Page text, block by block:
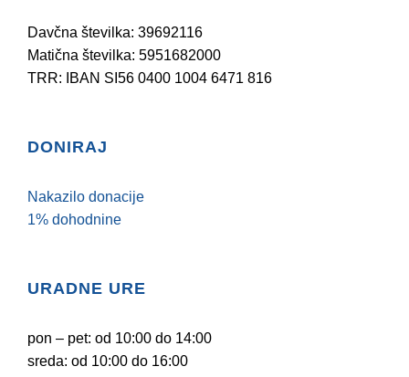
Davčna številka: 39692116
Matična številka: 5951682000
TRR: IBAN SI56 0400 1004 6471 816
DONIRAJ
Nakazilo donacije
1% dohodnine
URADNE URE
pon – pet: od 10:00 do 14:00
sreda: od 10:00 do 16:00